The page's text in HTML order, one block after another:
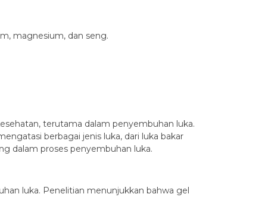
magnesium, dan seng.
terutama dalam penyembuhan luka.
berbagai jenis luka, dari luka bakar
dalam proses penyembuhan luka.
luka. Penelitian menunjukkan bahwa gel